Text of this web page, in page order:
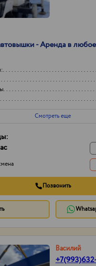
- Аренда в
Смотреть еще
Позвонить
Василий